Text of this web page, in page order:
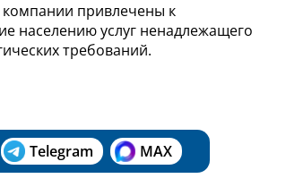
компании привлечены к
населению услуг ненадлежащего
требований.
Telegram MAX